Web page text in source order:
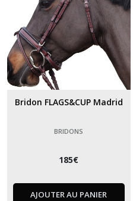
Bridon FLAGS&CUP Madrid
BRIDONS
185€
AJOUTER AU PANIER